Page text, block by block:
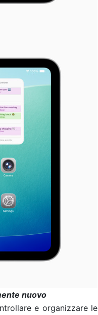
nuovo
e organizzare le